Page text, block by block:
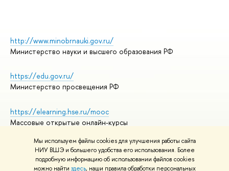
Мы используем файлы cookies для улучшения работы сайта
НИУ ВШЭ и большего удобства его использования. Более
подробную информацию об использовании файлов cookies
можно найти здесь, наши правила обработки персональных
http://www.minobrnauki.gov.ru/
Министерство науки и высшего образования РФ
https://edu.gov.ru/
Министерство просвещения РФ
https://elearning.hse.ru/mooc
Массовые открытые онлайн-курсы
© НИУ ВШЭ 1993–2026
Адреса и контакты